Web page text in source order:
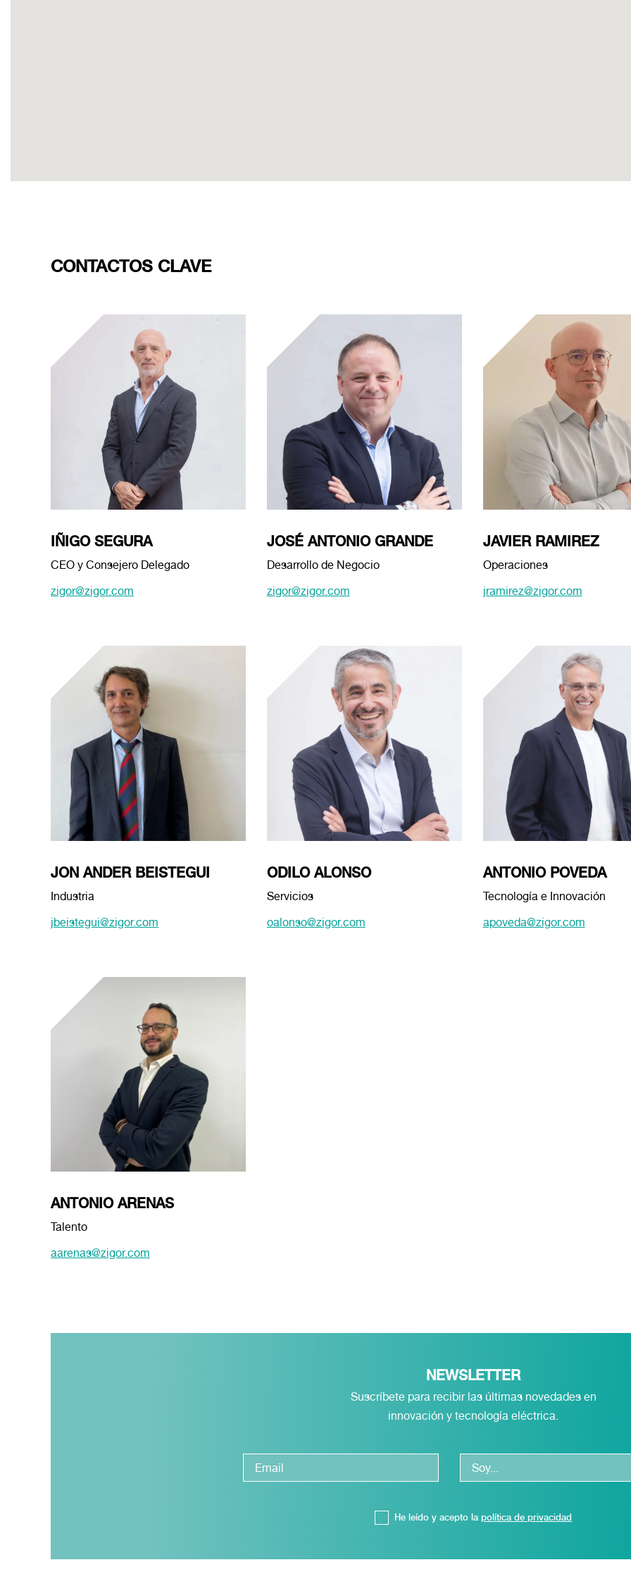
CONTACTOS CLAVE
IÑIGO SEGURA
CEO y Consejero Delegado
zigor@zigor.com
JOSÉ ANTONIO GRANDE
Desarrollo de Negocio
zigor@zigor.com
JAVIER RAMIREZ
Operaciones
jramirez@zigor.com
JON ANDER BEISTEGUI
Industria
jbeistegui@zigor.com
ODILO ALONSO
Servicios
oalonso@zigor.com
ANTONIO POVEDA
Tecnología e Innovación
apoveda@zigor.com
ANTONIO ARENAS
Talento
aarenas@zigor.com
NEWSLETTER
Suscríbete para recibir las últimas novedades en
innovación y tecnología eléctrica.
He leído y acepto la política de privacidad